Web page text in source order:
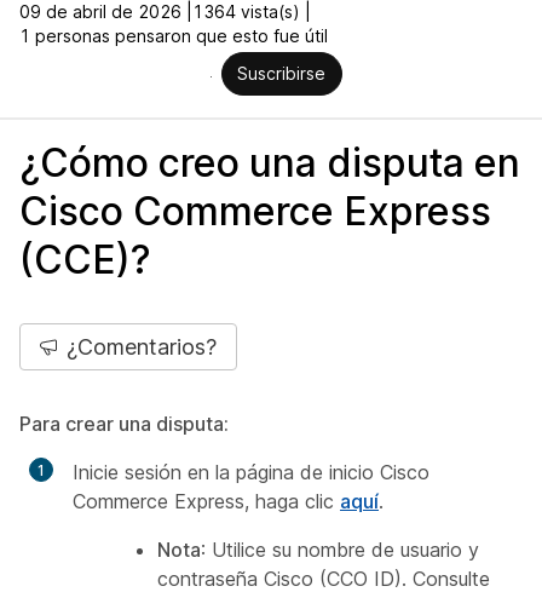
09 de abril de 2026 |
1364 vista(s) |
1 personas pensaron que esto fue útil
Suscribirse
¿Cómo creo una disputa en
Cisco Commerce Express
(CCE)?
¿Comentarios?
Para crear una disputa:
Inicie sesión en la página de inicio Cisco
Commerce Express, haga clic aquí.
Nota: Utilice su nombre de usuario y
contraseña Cisco (CCO ID). Consulte